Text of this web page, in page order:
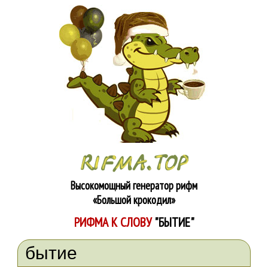
Высокомощный генератор рифм
«Большой крокодил»
РИФМА К СЛОВУ"БЫТИЕ"